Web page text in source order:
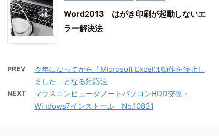
Word2013 はがき印刷が起動しないエ
ラー解決法
PREV
今年になってから「Microsoft Excelは動作を停止し
ました」となる対応法
NEXT
マウスコンピュータノートパソコンHDD交換・
Windows7インストール No.10831